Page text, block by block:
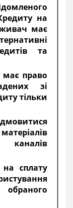
на
має
та
має право
зі
тільки
каналів
сплату